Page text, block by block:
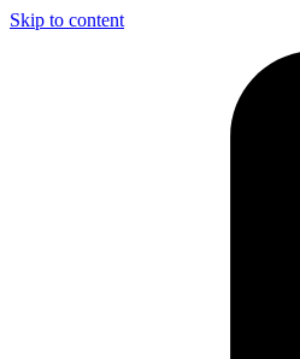
Skip to content